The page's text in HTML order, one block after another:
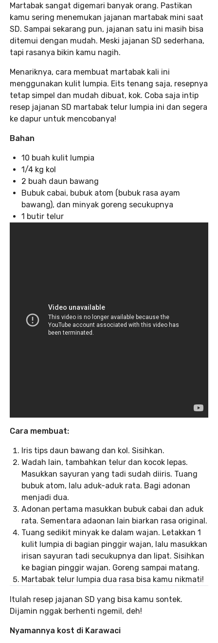
Martabak sangat digemari banyak orang. Pastikan
kamu sering menemukan jajanan martabak mini saat
SD. Sampai sekarang pun, jajanan satu ini masih bisa
ditemui dengan mudah. Meski jajanan SD sederhana,
tapi rasanya bikin kamu nagih.
Menariknya, cara membuat martabak kali ini
menggunakan kulit lumpia. Eits tenang saja, resepnya
tetap simpel dan mudah dibuat, kok. Coba saja intip
resep jajanan SD martabak telur lumpia ini dan segera
ke dapur untuk mencobanya!
Bahan
10 buah kulit lumpia
1/4 kg kol
2 buah daun bawang
Bubuk cabai, bubuk atom (bubuk rasa ayam
bawang), dan minyak goreng secukupnya
1 butir telur
Cara membuat:
Iris tips daun bawang dan kol. Sisihkan.
Wadah lain, tambahkan telur dan kocok lepas.
Masukkan sayuran yang tadi sudah diiris. Tuang
bubuk atom, lalu aduk-aduk rata. Bagi adonan
menjadi dua.
Adonan pertama masukkan bubuk cabai dan aduk
rata. Sementara adaonan lain biarkan rasa original.
Tuang sedikit minyak ke dalam wajan. Letakkan 1
kulit lumpia di bagian pinggir wajan, lalu masukkan
irisan sayuran tadi secukupnya dan lipat. Sisihkan
ke bagian pinggir wajan. Goreng sampai matang.
Martabak telur lumpia dua rasa bisa kamu nikmati!
Itulah resep jajanan SD yang bisa kamu sontek.
Dijamin nggak berhenti ngemil, deh!
Nyamannya kost di Karawaci